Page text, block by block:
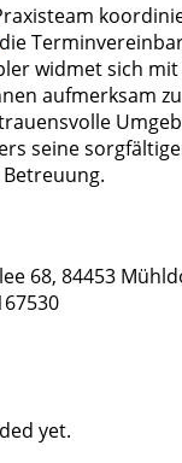
die
widmet sich
aufmerksam
seine
68, 84453
yet.